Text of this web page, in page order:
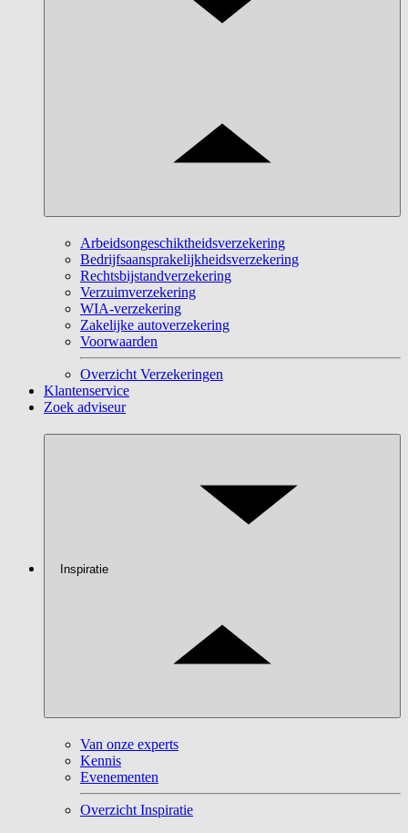
Arbeidsongeschiktheidsverzekering
Bedrijfsaansprakelijkheidsverzekering
Rechtsbijstandverzekering
Verzuimverzekering
WIA-verzekering
Zakelijke autoverzekering
Voorwaarden
Overzicht Verzekeringen
Klantenservice
Zoek adviseur
Inspiratie
Van onze experts
Kennis
Evenementen
Overzicht Inspiratie